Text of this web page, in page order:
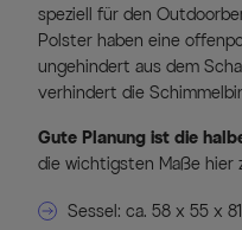
speziell für den
Polster haben eine
ungehindert aus dem
verhindert die
Gute Planung ist die
die wichtigsten Maße hier
Sessel: ca. 58 x 55 x